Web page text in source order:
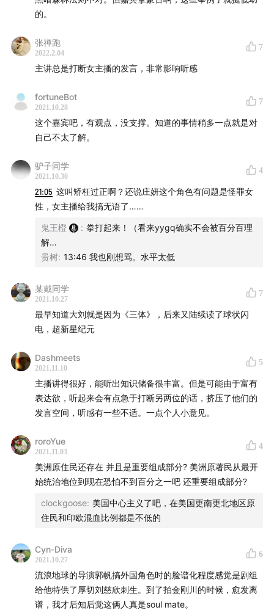
主播推荐阅读：
竹溪—《皇帝魂》布兰登·桑德森
鬼王橙—《克莱因壶》冈岛二人
姚天宜—《莱博维茨的赞歌》小沃尔特·M·米勒
“Star Trek Theme (Main Title)”，音乐人：Alexander
Courage
若对我们的节目感兴趣，可以在“湖岸”微信公众号后台、
联系我们！
的。
张禅跑
2022.2.04
7
主讲总是打断女主播的发言，非常影响听感
fortuneBot
2021.10.28
7
这个嘉宾吧，有观点，没支撑。知道的事情稍多一点就是对
自己不太了解。
驴子同学
2021.10.30
4
21:05 这叫矫枉过正啊？还说庄妍这个角色有问题是怪罪女
性，女主播给我搞无语了……
鬼王橙 : 拳打起来！（看来yygq确实不会被百分百理
解…
贵树: 13:46 我也刚想骂。水平太低
某戴同学
2021.10.27
7
最早知道大刘就是因为《三体》，后来又陆续读了球状闪
电，超新星纪元
Dashmeets
2021.11.10
5
主播讲得很好，能听出知识储备很丰富。但是可能由于富有
表达欲，听起来会有点急于打断另两位的话，挤压了他们的
发言空间，听感有一些不适。一点个人小意见。
roroYue
2021.11.03
4
美洲原住民还存在 并且是重要组成部分? 美洲原著民从最开
始统治地位到现在恐怕不到百分之一吧 还重要组成部分?
clockgoose: 美国中心主义了吧，在美国更南更北地区原
住民和印欧混血比例都是不低的
Cyn-Diva
2021.10.27
6
流浪地球的导演郭帆搞外国角色时的脸谱化程度感觉是剧组
给他特供了厚切刘慈欣刺生。到了拍金刚川的时候，愈发离
谱，我才后知后觉这俩人真是soul mate。